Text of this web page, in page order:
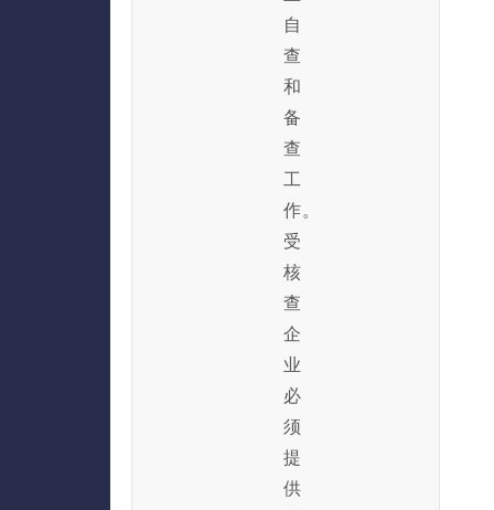
自
查
和
备
查
工
作。
受
核
查
企
业
必
须
提
供